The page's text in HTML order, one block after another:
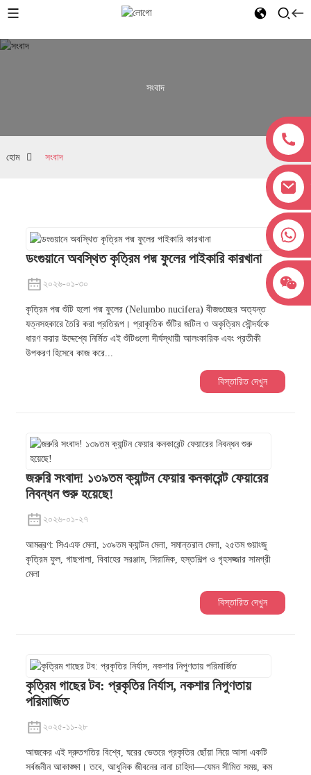
সংবাদ
হোম সংবাদ
ডংগুয়ানে অবস্থিত কৃত্রিম পদ্ম ফুলের পাইকারি কারখানা
২০২৬-০১-৩০
কৃত্রিম পদ্ম শুঁটি হলো পদ্ম ফুলের (Nelumbo nucifera) বীজগুচ্ছের অত্যন্ত
যত্নসহকারে তৈরি করা প্রতিরূপ। প্রাকৃতিক শুঁটির জটিল ও অকৃত্রিম সৌন্দর্যকে
ধারণ করার উদ্দেশ্যে নির্মিত এই শুঁটিগুলো দীর্ঘস্থায়ী আলংকারিক এবং প্রতীকী
উপকরণ হিসেবে কাজ করে...
বিস্তারিত দেখুন
জরুরি সংবাদ! ১৩৯তম ক্যান্টন ফেয়ার কনকারেন্ট ফেয়ারের
নিবন্ধন শুরু হয়েছে!
২০২৬-০১-২৭
আমন্ত্রণ: সিএএফ মেলা, ১৩৯তম ক্যান্টন মেলা, সমান্তরাল মেলা, ২৫তম গুয়াংজু
কৃত্রিম ফুল, গাছপালা, বিবাহের সরঞ্জাম, সিরামিক, হস্তশিল্প ও গৃহসজ্জার সামগ্রী
মেলা
বিস্তারিত দেখুন
কৃত্রিম গাছের টব: প্রকৃতির নির্যাস, নকশার নিপুণতায়
পরিমার্জিত
২০২৫-১১-২৮
আজকের এই দ্রুতগতির বিশ্বে, ঘরের ভেতরে প্রকৃতির ছোঁয়া নিয়ে আসা একটি
সর্বজনীন আকাঙ্ক্ষা। তবে, আধুনিক জীবনের নানা চাহিদা—যেমন সীমিত সময়, কম